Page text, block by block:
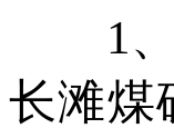
1、5
长滩煤